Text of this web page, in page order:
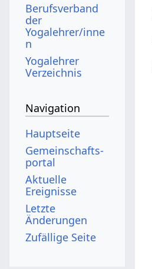
Berufsverband
der
Yogalehrer/inne
n
Yogalehrer
Verzeichnis
Navigation
Hauptseite
Gemeinschafts­
portal
Aktuelle
Ereignisse
Letzte
Änderungen
Zufällige Seite